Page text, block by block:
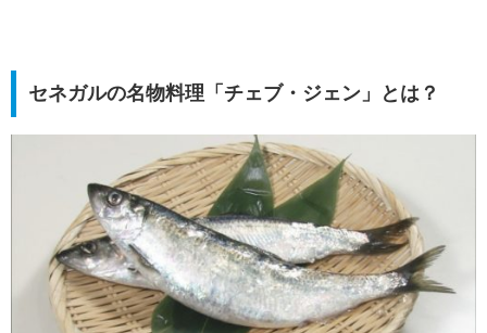
セネガルの名物料理「チェブ・ジェン」とは？